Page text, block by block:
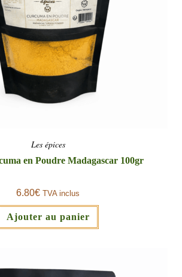
Les épices
en Poudre Madagascar 100gr
6.80€ TVA inclus
Ajouter au panier